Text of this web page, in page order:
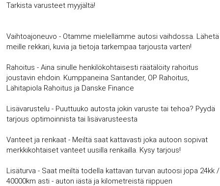
Tarkista varusteet myyjältä!
Vaihtoajoneuvo - Otamme mielellämme autosi vaihdossa. Lähetä
meille rekkari, kuvia ja tietoja tarkempaa tarjousta varten!
Rahoitus - Aina sinulle henkilökohtaisesti räätälöity rahoitus
joustavin ehdoin. Kumppaneina Santander, OP Rahoitus,
Lähitapiola Rahoitus ja Danske Finance
Lisävarustelu - Puuttuuko autosta jokin varuste tai tehoa? Pyydä
tarjous optimoinnista tai lisävarusteesta
Vanteet ja renkaat - Meiltä saat kattavasti joka autoon sopivat
merkkikohtaiset vanteet uusilla renkailla. Kysy tarjous!
Lisäturva - Saat meiltä todella kattavan turvan autoosi jopa 24kk /
40000km asti - auton iästä ja kilometreistä riippuen